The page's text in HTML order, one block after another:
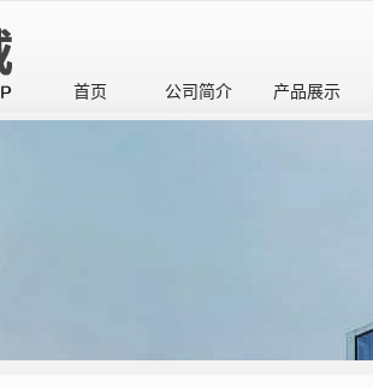
首页 公司简介 产品展示